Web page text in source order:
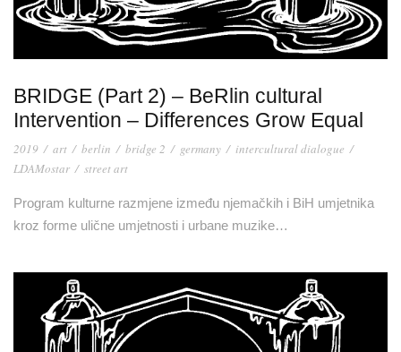
BRIDGE (Part 2) – BeRlin cultural
Intervention – Differences Grow Equal
2019 / art / berlin / bridge 2 / germany / intercultural dialogue /
LDAMostar / street art
Program kulturne razmjene između njemačkih i BiH umjetnika
kroz forme ulične umjetnosti i urbane muzike…